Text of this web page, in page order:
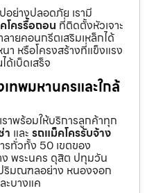
อย่างปลอดภัย เรามี
โครรื้อถอน ที่ติดตั้งหัวเจาะ
ายคอนกรีตเสริมเหล็กได้
า หรือโครงสร้างที่แข็งแรง
ด้เบ็ดเสร็จ
พมหานครและใกล้
าพร้อมให้บริการลูกค้าทุก
า และ รถแม็คโครรับจ้าง
รทั่วทั้ง 50 เขตของ
ง พระนคร ดุสิต ปทุมวัน
ริมณฑลอย่าง หนองจอก
ะบางแค